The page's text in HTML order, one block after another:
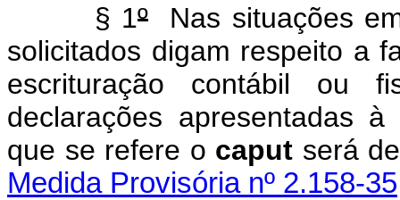
§ 1º Nas situações
solicitados digam respeito a
escrituração contábil ou
declarações apresentadas
que se refere o caput será
Medida Provisória nº 2.158-